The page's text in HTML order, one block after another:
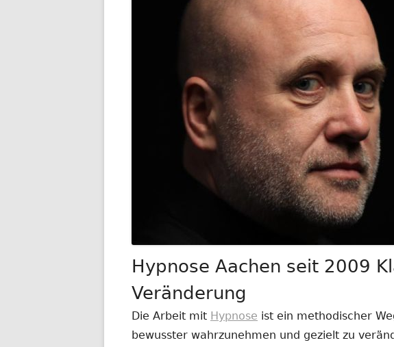
Hypnose Aachen seit 2009
Veränderung
Die Arbeit mit Hypnose ist ein methodischer
bewusster wahrzunehmen und gezielt zu